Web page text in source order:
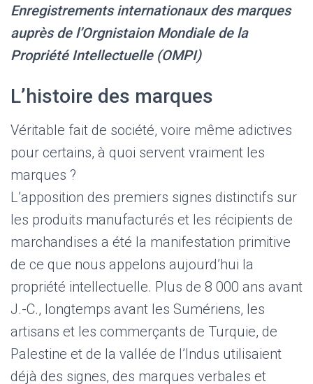
Enregistrements internationaux des marques
auprès de l’Orgnistaion Mondiale de la
Propriété Intellectuelle (OMPI)
L’histoire des marques
Véritable fait de société, voire même adictives
pour certains, à quoi servent vraiment les
marques ?
L’apposition des premiers signes distinctifs sur
les produits manufacturés et les récipients de
marchandises a été la manifestation primitive
de ce que nous appelons aujourd’hui la
propriété intellectuelle. Plus de 8 000 ans avant
J.-C., longtemps avant les Sumériens, les
artisans et les commerçants de Turquie, de
Palestine et de la vallée de l’Indus utilisaient
déjà des signes, des marques verbales et